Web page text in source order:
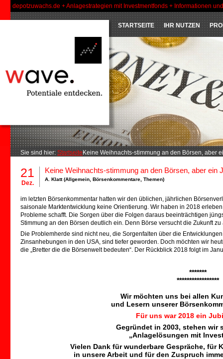
depotzuwachs.de + Anlagestrategien mit Investmentfonds + Informationen
STARTSEITE IHR NUTZEN
Sie sind hier: StartseiteKeine Weihnachts-stimmung an den Börsen, aber
21
Dez.
Keine Weihnachts-stimmung an den Börsen, aber ein
A. Klatt (Allgemein Börsenkommentare Themen)
im letzten Börsenkommentar hatten wir den üblichen, jährlichen
saisonale Marktentwicklung keine Orientierung. Wir haben in 2018
Probleme schafft. Die Sorgen über die Folgen daraus beeinträchtigen
Stimmung an den Börsen deutlich ein. Denn Börse versucht die Zukunft
Die Problemherde sind nicht neu, die Sorgenfalten über die
Zinsanhebungen in den USA, sind tiefer geworden. Doch möchten wir
die „Bretter die die Börsenwelt bedeuten“. Der Rückblick 2018 folgt im
*******
*****************
Wir möchten uns bei allen
und Lesern unserer
Für uns war 2018 ein
Gegründet in 2003, stehen wir
„Anlagelösungen mit
Vielen Dank für wunderbare Gespräche, für
in unsere Arbeit und für den Zuspruch